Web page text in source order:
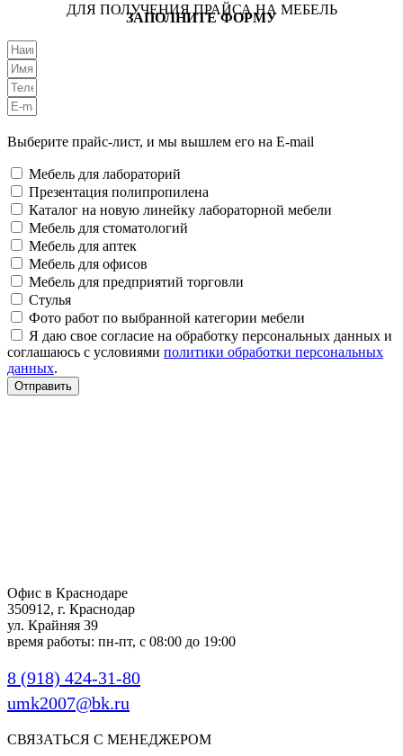
ДЛЯ ПОЛУЧЕНИЯ ПРАЙСА НА МЕБЕЛЬ
ЗАПОЛНИТЕ ФОРМУ
Выберите прайс-лист, и мы вышлем его на E-mail
Мебель для лабораторий
Презентация полипропилена
Каталог на новую линейку лабораторной мебели
Мебель для стоматологий
Мебель для аптек
Мебель для офисов
Мебель для предприятий торговли
Стулья
Фото работ по выбранной категории мебели
Я даю свое согласие на обработку персональных данных и
соглашаюсь с условиями политики обработки персональных
данных.
Отправить
Офис в Краснодаре
350912, г. Краснодар
ул. Крайняя 39
время работы: пн-пт, с 08:00 до 19:00
8 (918) 424-31-80
umk2007@bk.ru
СВЯЗАТЬСЯ С МЕНЕДЖЕРОМ